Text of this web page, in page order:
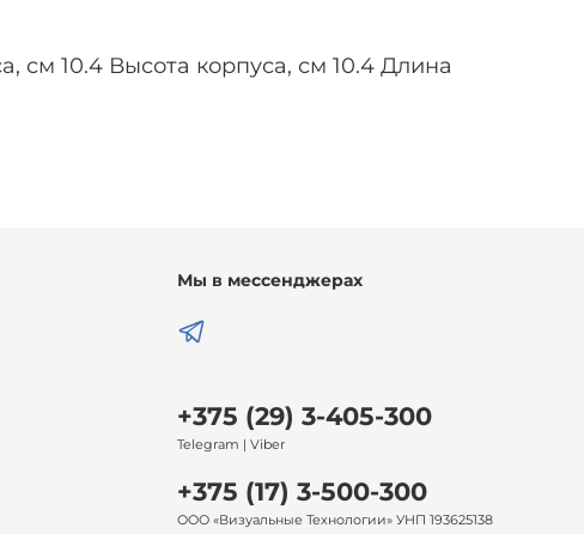
см 10.4 Высота корпуса, см 10.4 Длина
Мы в мессенджерах
+375 (29) 3-405-300
Telegram | Viber
+375 (17) 3-500-300
ООО «Визуальные Технологии» УНП 193625138